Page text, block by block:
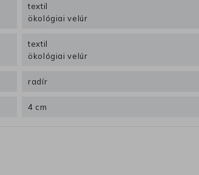
textil
ökológiai velúr
textil
ökológiai velúr
radír
4 cm